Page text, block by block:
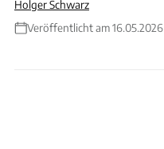
Holger Schwarz
Veröffentlicht am 16.05.2026